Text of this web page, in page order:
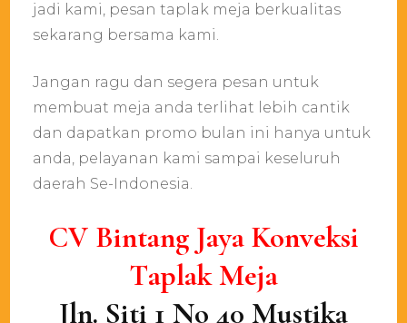
jadi kami, pesan taplak meja berkualitas
sekarang bersama kami.
Jangan ragu dan segera pesan untuk
membuat meja anda terlihat lebih cantik
dan dapatkan promo bulan ini hanya untuk
anda, pelayanan kami sampai keseluruh
daerah Se-Indonesia.
CV Bіntаng Jауа Konveksi
Tарlаk Mеја
Jln. Sіtі 1 Nо 40 Muѕtіkа